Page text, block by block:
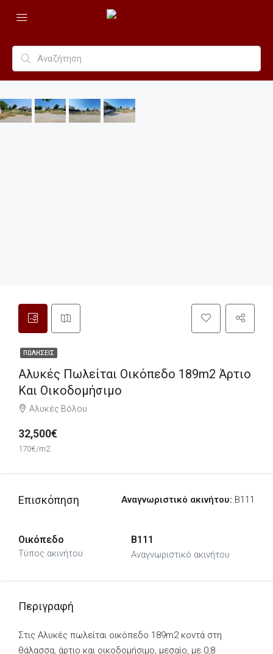
ΠΩΛΉΣΕΙΣ
Αλυκές Πωλείται Οικόπεδο 189m2 Άρτιο
Και Οικοδομήσιμο
Αλυκές Βόλου
32,500€
170€/m2
Επισκόπηση Αναγνωριστικό ακινήτου: B111
Οικόπεδο
Τύπος ακινήτου
B111
Αναγνωριστικό ακινήτου
Περιγραφή
Στις Αλυκές πωλείται οικόπεδο 189m2 κοντά στη
θάλασσα, άρτιο και οικοδομήσιμο, μεσαίο, με 0,8